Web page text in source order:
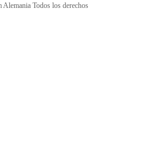
Todos los derechos